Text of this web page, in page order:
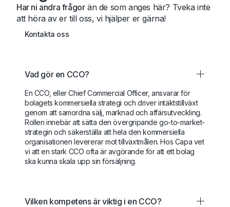
Har ni andra frågorän de som anges här? Tveka inte
att höra av er till oss, vi hjälper er gärna!
Kontakta oss
Vad gör en CCO?
En CCO, eller Chief Commercial Officer, ansvarar för
bolagets kommersiella strategi och driver intäktstillväxt
genom att samordna sälj, marknad och affärsutveckling.
Rollen innebär att sätta den övergripande go-to-market-
strategin och säkerställa att hela den kommersiella
organisationen levererar mot tillväxtmålen. Hos Capa vet
vi att en stark CCO ofta är avgörande för att ett bolag
ska kunna skala upp sin försäljning.
Vilken kompetens är viktig i en CCO?